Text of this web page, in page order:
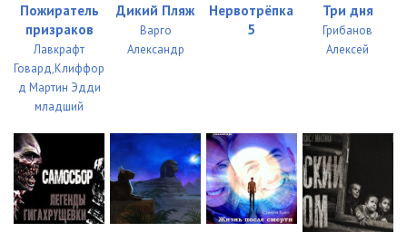
Пожиратель
призраков
Лавкрафт
Говард,Клиффор
д Мартин Эдди
младший
Дикий Пляж
Варго
Александр
Нервотрёпка
5
Три дня
Грибанов
Алексей